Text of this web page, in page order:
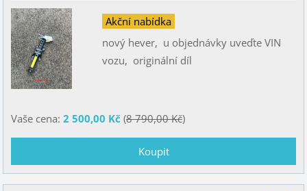
Akční nabídka
nový hever, u objednávky uveďte VIN
vozu, originální díl
Vaše cena: 2 500,00 Kč(8 790,00 Kč)